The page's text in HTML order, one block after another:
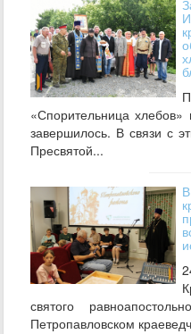
«Спорительница хлебов»
завершилось. В связи с
Пресвятой...
святого
Петропавловском